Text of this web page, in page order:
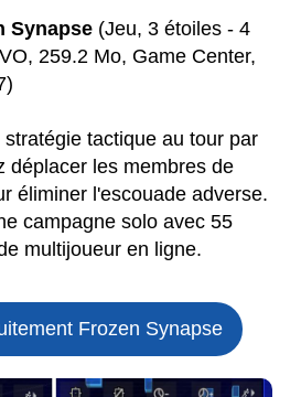
Synapse (Jeu, 3 étoiles - 4
259.2 Mo, Game Center,
tactique au tour par
déplacer les membres de
éliminer l'escouade adverse.
campagne solo avec 55
multijoueur en ligne.
Frozen Synapse